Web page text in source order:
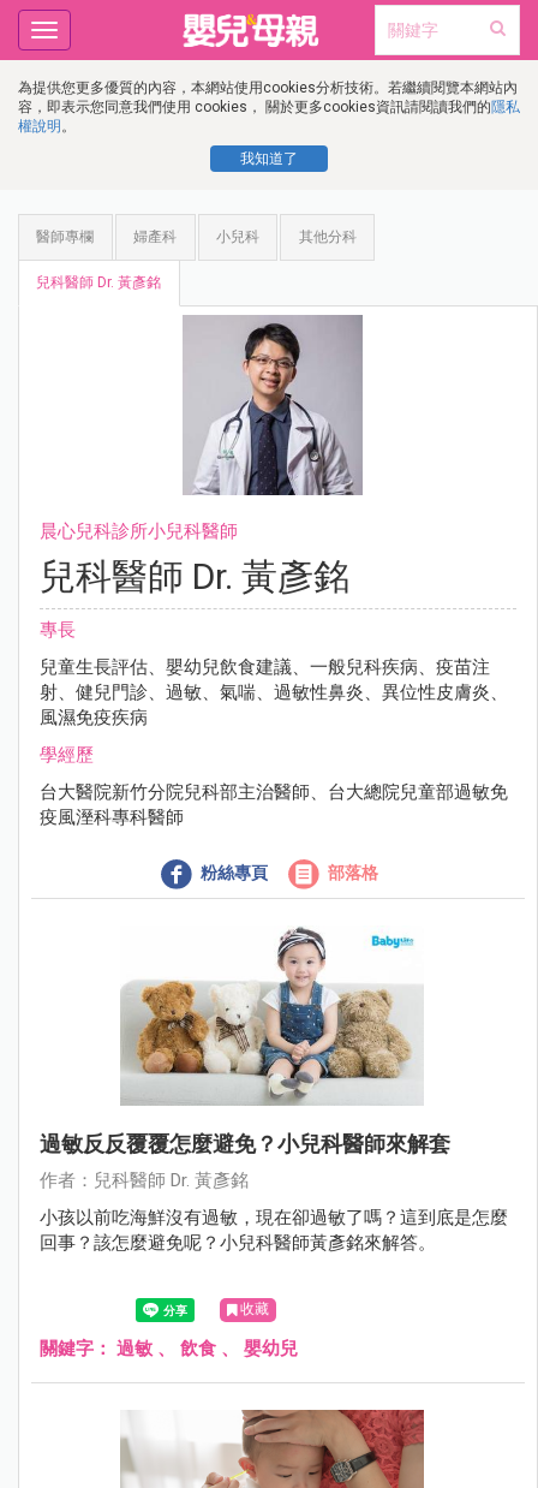
為提供您更多優質的內容，本網站使用cookies分析技術。若繼續閱覽本網站內
容，即表示您同意我們使用 cookies， 關於更多cookies資訊請閱讀我們的隱私
權說明 。
我知道了
Toggle
navigation
醫師專欄 婦產科 小兒科 其他分科
兒科醫師 Dr. 黃彥銘
晨心兒科診所小兒科醫師
兒科醫師 Dr. 黃彥銘
專長
兒童生長評估、嬰幼兒飲食建議、一般兒科疾病、疫苗注
射、健兒門診、過敏、氣喘、過敏性鼻炎、異位性皮膚炎、
風濕免疫疾病
學經歷
台大醫院新竹分院兒科部主治醫師、台大總院兒童部過敏免
疫風溼科專科醫師
粉絲專頁 部落格
過敏反反覆覆怎麼避免？小兒科醫師來解套
作者：兒科醫師 Dr. 黃彥銘
小孩以前吃海鮮沒有過敏，現在卻過敏了嗎？這到底是怎麼
回事？該怎麼避免呢？小兒科醫師黃彥銘來解答。
收藏
關鍵字： 過敏 、 飲食 、 嬰幼兒